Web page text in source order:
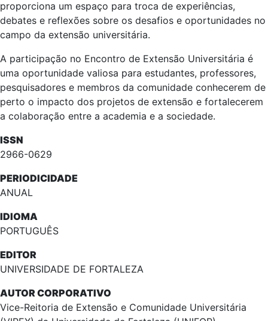
proporciona um espaço para troca de experiências,
debates e reflexões sobre os desafios e oportunidades no
campo da extensão universitária.
A participação no Encontro de Extensão Universitária é
uma oportunidade valiosa para estudantes, professores,
pesquisadores e membros da comunidade conhecerem de
perto o impacto dos projetos de extensão e fortalecerem
a colaboração entre a academia e a sociedade.
ISSN
2966-0629
PERIODICIDADE
ANUAL
IDIOMA
PORTUGUÊS
EDITOR
UNIVERSIDADE DE FORTALEZA
AUTOR CORPORATIVO
Vice-Reitoria de Extensão e Comunidade Universitária